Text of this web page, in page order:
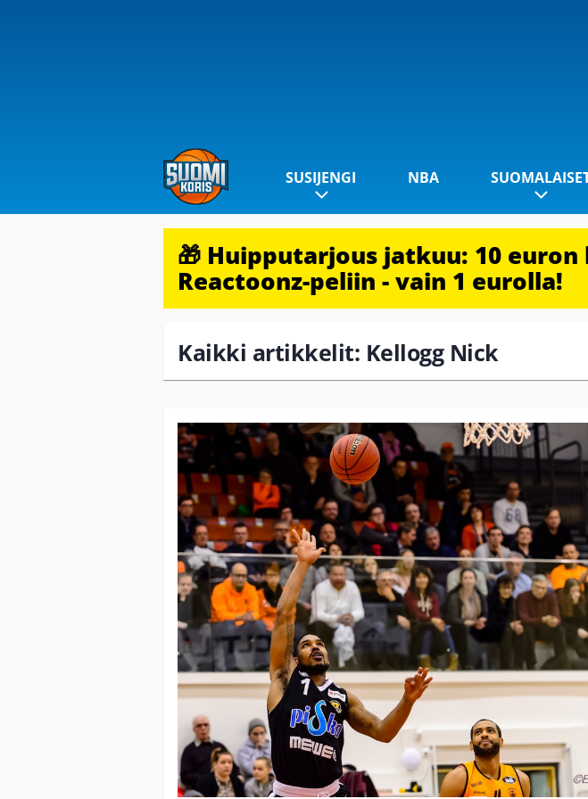
SUSIJENGI NBA
🎁 Huipputarjous jatkuu: 10
Reactoonz-peliin - vain 1 eurolla!
Kaikki artikkelit: Kellogg Nick